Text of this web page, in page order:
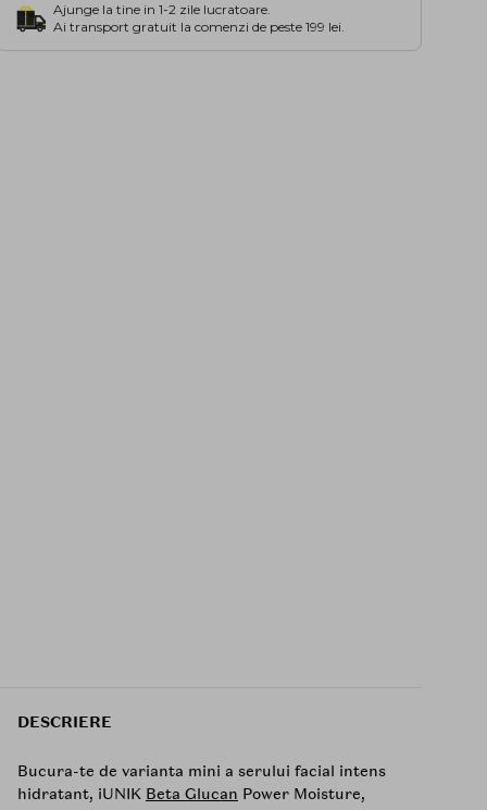
Ajunge la tine in 1-2 zile lucratoare.
Ai transport gratuit la comenzi de peste 199 lei.
DESCRIERE
Bucura-te de varianta mini a serului facial intens
hidratant, iUNIK Beta Glucan Power Moisture,